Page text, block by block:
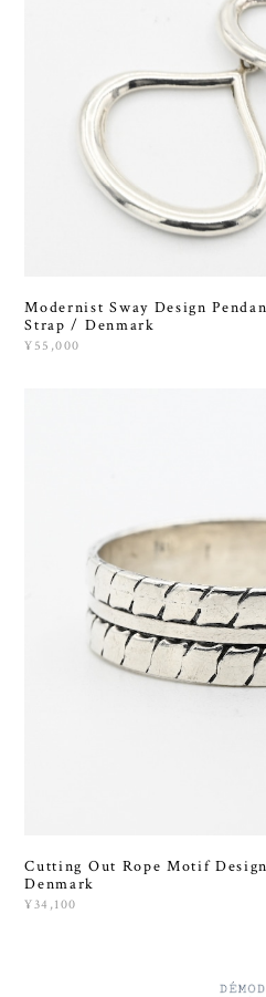
Modernist Sway Design
Strap / Denmark
¥55,000
Cutting Out Rope Motif
Denmark
¥34,100